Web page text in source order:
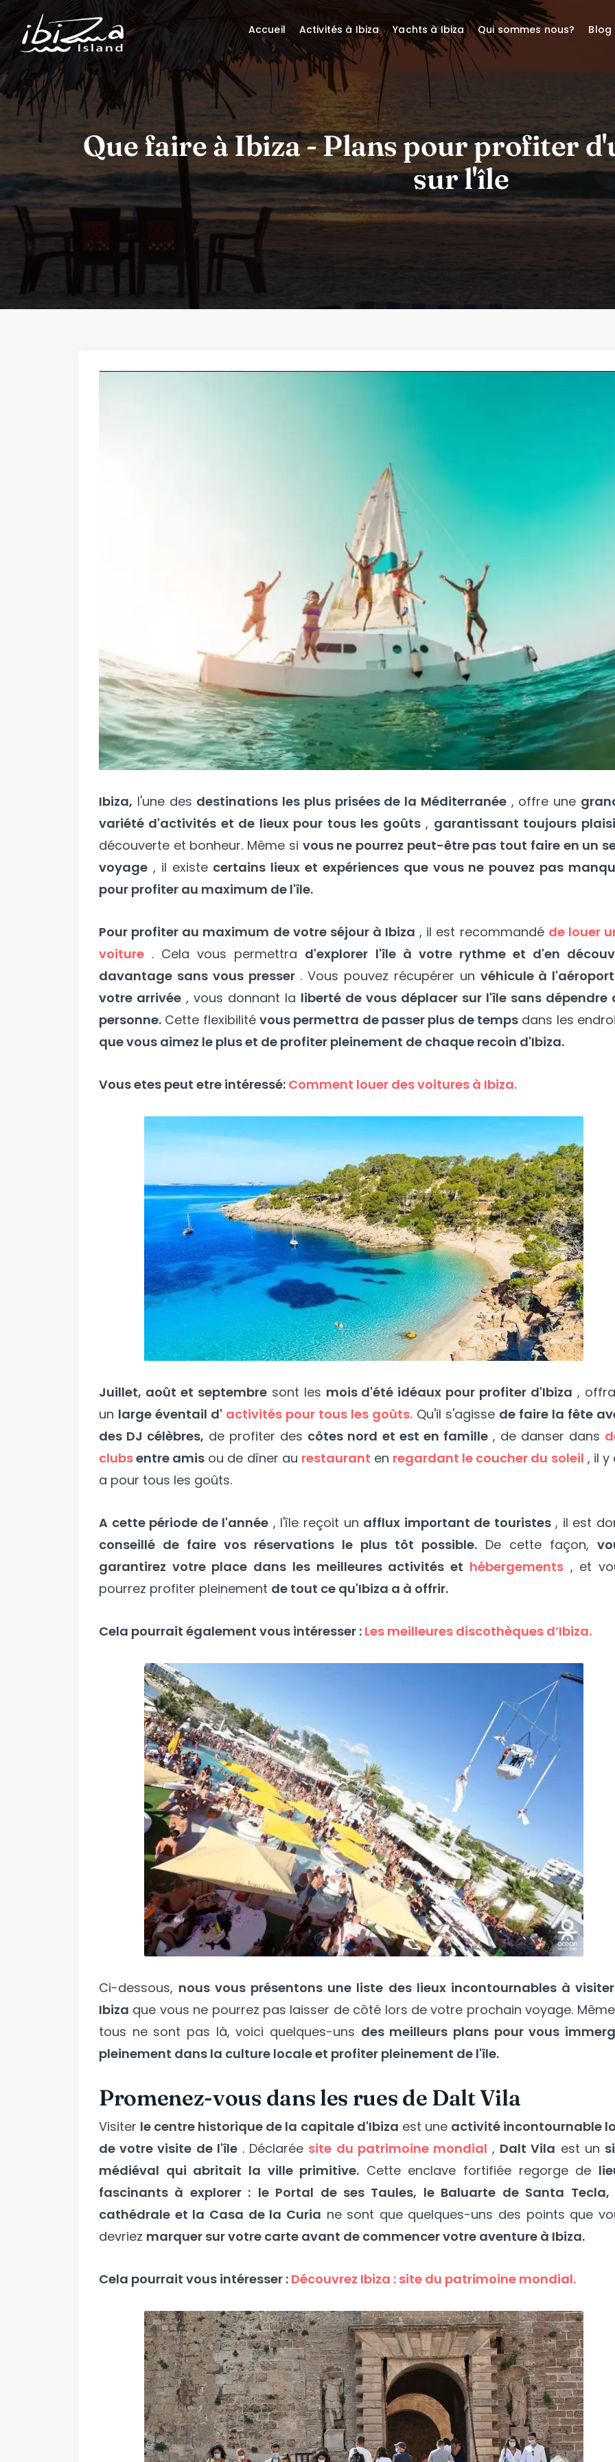
Que faire à Ibiza - Plans pour profiter
sur l'île
Ibiza, l'une des destinations les plus prisées de la Méditerranée, offre une
variété d'activités et de lieux pour tous les goûts, garantissant toujours
découverte et bonheur. Même si vous ne pourrez peut-être pas tout faire en un
voyage , il existe certains lieux et expériences que vous ne pouvez pas
pour profiter au maximum de l'île.
Pour profiter au maximum de votre séjour à Ibiza , il est recommandé de louer
voiture . Cela vous permettra d'explorer l'île à votre rythme et d'en
davantage sans vous presser. Vous pouvez récupérer un véhicule à
votre arrivée , vous donnant la liberté de vous déplacer sur l'île sans dépendre
personne. Cette flexibilité vous permettra de passer plus de temps dans les
que vous aimez le plus et de profiter pleinement de chaque recoin d'Ibiza.
Vous etes peut etre intéressé: Comment louer des voitures à Ibiza.
Juillet, août et septembresont les mois d'été idéaux pour profiter d'Ibiza ,
un large éventail d' activités pour tous les goûts. Qu'il s'agisse de faire la fête
des DJ célèbres, de profiter des côtes nord et est en famille, de danser dans
clubsentre amis ou de dîner au restaurant en regardant le coucher du soleil , il y
a pour tous les goûts.
A cette période de l'année , l'île reçoit un afflux important de touristes, il est
conseillé de faire vos réservations le plus tôt possible. De cette façon,
garantirez votre place dans les meilleures activités et hébergements, et
pourrez profiter pleinement de tout ce qu'Ibiza a à offrir.
Cela pourrait également vous intéresser : Les meilleures discothèques d’Ibiza.
Ci-dessous, nous vous présentons une liste des lieux incontournables à
Ibiza que vous ne pourrez pas laisser de côté lors de votre prochain voyage.
tous ne sont pas là, voici quelques-uns des meilleurs plans pour vous
pleinement dans la culture locale et profiter pleinement de l'île.
Promenez-vous dans les rues de Dalt Vila
Visiter le centre historique de la capitale d'Ibiza est une activité incontournable
de votre visite de l'île. Déclarée site du patrimoine mondial , Dalt Vila est un
médiéval qui abritait la ville primitive. Cette enclave fortifiée regorge de
fascinants à explorer : le Portal de ses Taules, le Baluarte de Santa Tecla,
cathédrale et la Casa de la Curia ne sont que quelques-uns des points que
devriez marquer sur votre carte avant de commencer votre aventure à Ibiza.
Cela pourrait vous intéresser : Découvrez Ibiza : site du patrimoine mondial.
Accueil Activités à Ibiza Yachts à Ibiza Qui sommes nous? Blog